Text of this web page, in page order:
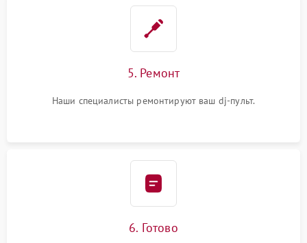
5. Ремонт
Наши специалисты ремонтируют ваш dj-пульт.
6. Готово